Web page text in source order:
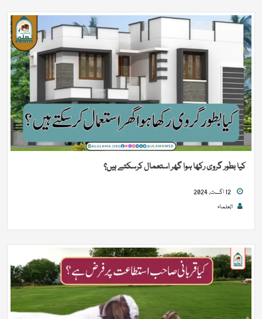
کیا بطور گروی رکھا ہوا گھر استعمال کرسکتے ہیں؟
العلماء